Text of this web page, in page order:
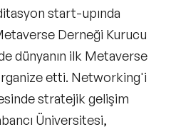
start-upında
Derneği Kurucu
dünyanın ilk Metaverse
etti. Networking'i
stratejik gelişim
Üniversitesi,
Konuşmacıları